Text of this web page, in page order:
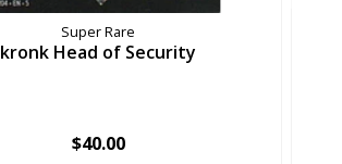
Super Rare
kronk Head of Security
$40.00